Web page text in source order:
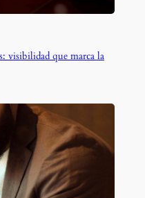
visibilidad que marca la